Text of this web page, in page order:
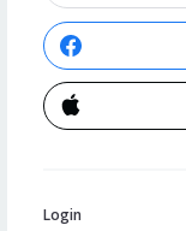
Login